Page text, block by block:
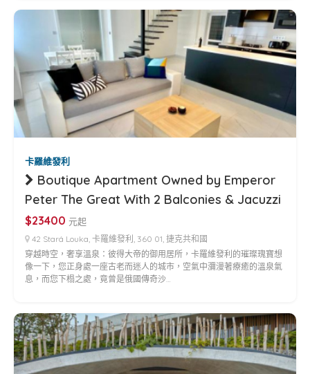
卡羅維發利
Boutique Apartment Owned by Emperor
Peter The Great With 2 Balconies & Jacuzzi
$23400 元起
42 Stará Louka, 卡羅維發利, 360 01, 捷克共和國
穿越時空，奢享溫泉：彼得大帝的御用居所，卡羅維發利的璀璨瑰寶想
像一下，您正身處一座古老而迷人的城市，空氣中瀰漫著療癒的溫泉氣
息，而您下榻之處，竟曾是俄國傳奇沙…